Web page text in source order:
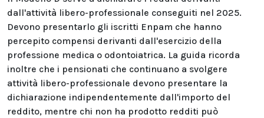
dall'attività libero-professionale conseguiti nel 2025.
Devono presentarlo gli iscritti Enpam che hanno
percepito compensi derivanti dall'esercizio della
professione medica o odontoiatrica. La guida ricorda
inoltre che i pensionati che continuano a svolgere
attività libero-professionale devono presentare la
dichiarazione indipendentemente dall'importo del
reddito, mentre chi non ha prodotto redditi può